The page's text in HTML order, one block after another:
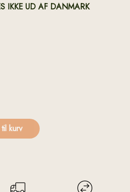
IKKE UD AF DANMARK
kurv